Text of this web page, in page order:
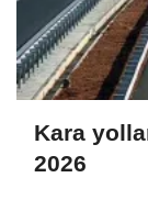
Kara
2026